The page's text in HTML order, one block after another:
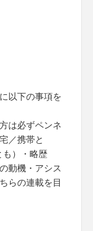
以下の事項を
は必ずペンネ
／携帯と
も）・略歴
動機・アシス
らの連載を目